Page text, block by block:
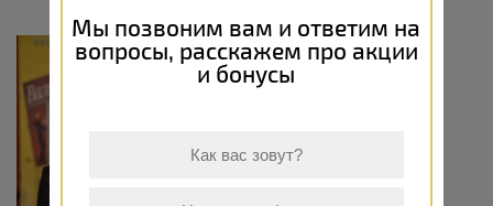
Мы позвоним вам и ответим на
вопросы, расскажем про акции
и бонусы